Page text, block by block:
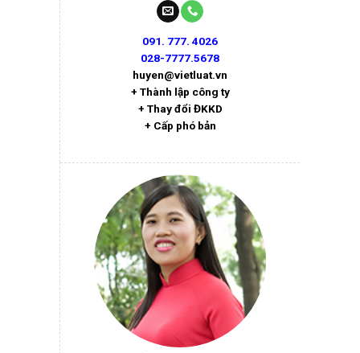
091. 777. 4026
028-7777.5678
huyen@vietluat.vn
+ Thành lập công ty
+ Thay đổi ĐKKD
+ Cấp phó bản